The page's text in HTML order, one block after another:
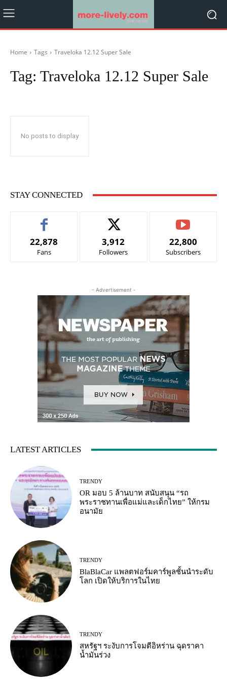
Home Tags Traveloka 12.12 Super Sale
Tag: Traveloka 12.12 Super Sale
No posts to display
STAY CONNECTED
22,878
Fans
3,912
Followers
22,800
Subscribers
- Advertisement -
LATEST ARTICLES
TRENDY
OR มอบ 5 ล้านบาท สนับสนุน “รถ
พระราชทานเพื่อแม่และเด็กไทย” ให้กรม
อนามัย
TRENDY
BlaBlaCar แพลตฟอร์มคาร์พูลชั้นนำระดับ
โลก เปิดให้บริการในไทย
TRENDY
สหรัฐฯ ระงับการโจมตีอิหร่าน ฉุดราคา
น้ำมันร่วง